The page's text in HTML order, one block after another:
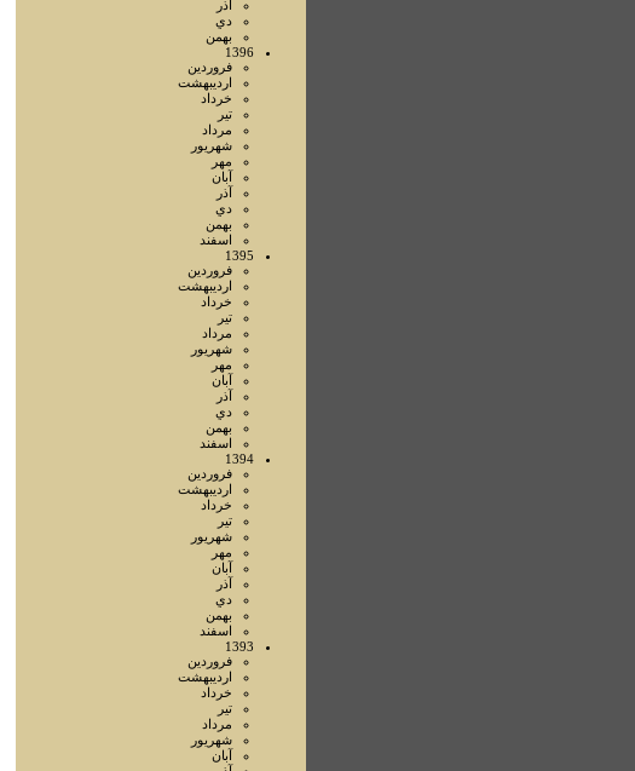
آذر
دي
بهمن
1396
فروردين
ارديبهشت
خرداد
تير
مرداد
شهريور
مهر
آبان
آذر
دي
بهمن
اسفند
1395
فروردين
ارديبهشت
خرداد
تير
مرداد
شهريور
مهر
آبان
آذر
دي
بهمن
اسفند
1394
فروردين
ارديبهشت
خرداد
تير
شهريور
مهر
آبان
آذر
دي
بهمن
اسفند
1393
فروردين
ارديبهشت
خرداد
تير
مرداد
شهريور
آبان